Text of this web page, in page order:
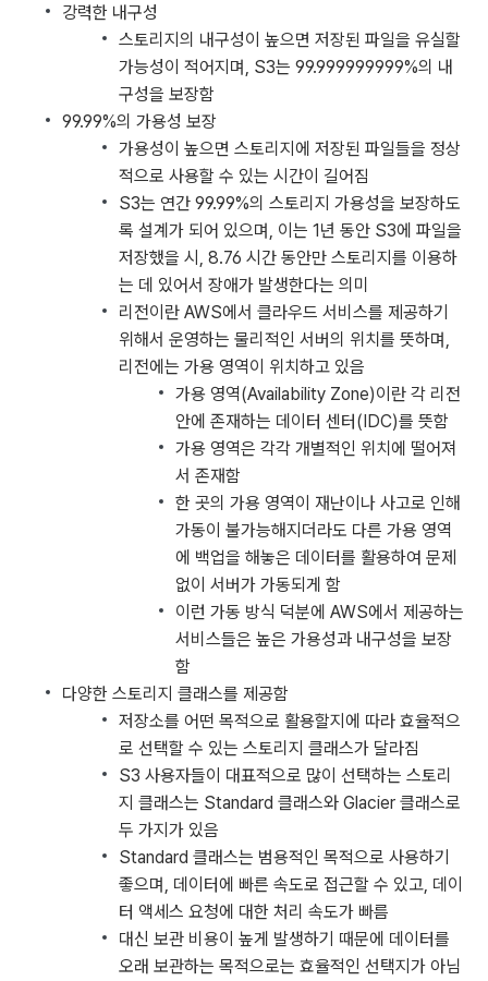
강력한 내구성
스토리지의 내구성이 높으면 저장된 파일을 유실할
가능성이 적어지며, S3는 99.999999999%의 내
구성을 보장함
99.99%의 가용성 보장
가용성이 높으면 스토리지에 저장된 파일들을 정상
적으로 사용할 수 있는 시간이 길어짐
S3는 연간 99.99%의 스토리지 가용성을 보장하도
록 설계가 되어 있으며, 이는 1년 동안 S3에 파일을
저장했을 시, 8.76 시간 동안만 스토리지를 이용하
는 데 있어서 장애가 발생한다는 의미
리전이란 AWS에서 클라우드 서비스를 제공하기
위해서 운영하는 물리적인 서버의 위치를 뜻하며,
리전에는 가용 영역이 위치하고 있음
가용 영역(Availability Zone)이란 각 리전
안에 존재하는 데이터 센터(IDC)를 뜻함
가용 영역은 각각 개별적인 위치에 떨어져
서 존재함
한 곳의 가용 영역이 재난이나 사고로 인해
가동이 불가능해지더라도 다른 가용 영역
에 백업을 해놓은 데이터를 활용하여 문제
없이 서버가 가동되게 함
이런 가동 방식 덕분에 AWS에서 제공하는
서비스들은 높은 가용성과 내구성을 보장
함
다양한 스토리지 클래스를 제공함
저장소를 어떤 목적으로 활용할지에 따라 효율적으
로 선택할 수 있는 스토리지 클래스가 달라짐
S3 사용자들이 대표적으로 많이 선택하는 스토리
지 클래스는 Standard 클래스와 Glacier 클래스로
두 가지가 있음
Standard 클래스는 범용적인 목적으로 사용하기
좋으며, 데이터에 빠른 속도로 접근할 수 있고, 데이
터 액세스 요청에 대한 처리 속도가 빠름
대신 보관 비용이 높게 발생하기 때문에 데이터를
오래 보관하는 목적으로는 효율적인 선택지가 아님